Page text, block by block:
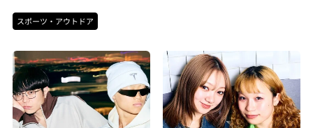
スポーツ・アウトドア